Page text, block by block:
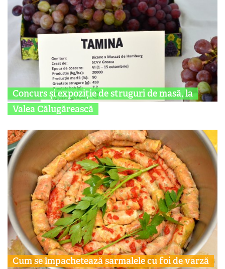
Concurs și expoziție de struguri de masă, la
Valea Călugărească
Cum se împachetează sarmalele cu foi de varză